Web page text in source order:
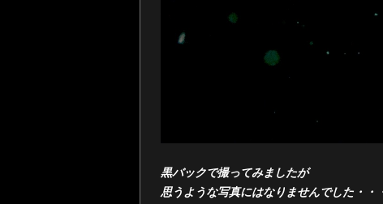
黒バックで撮ってみましたが
思うような写真にはなりませんでした・・